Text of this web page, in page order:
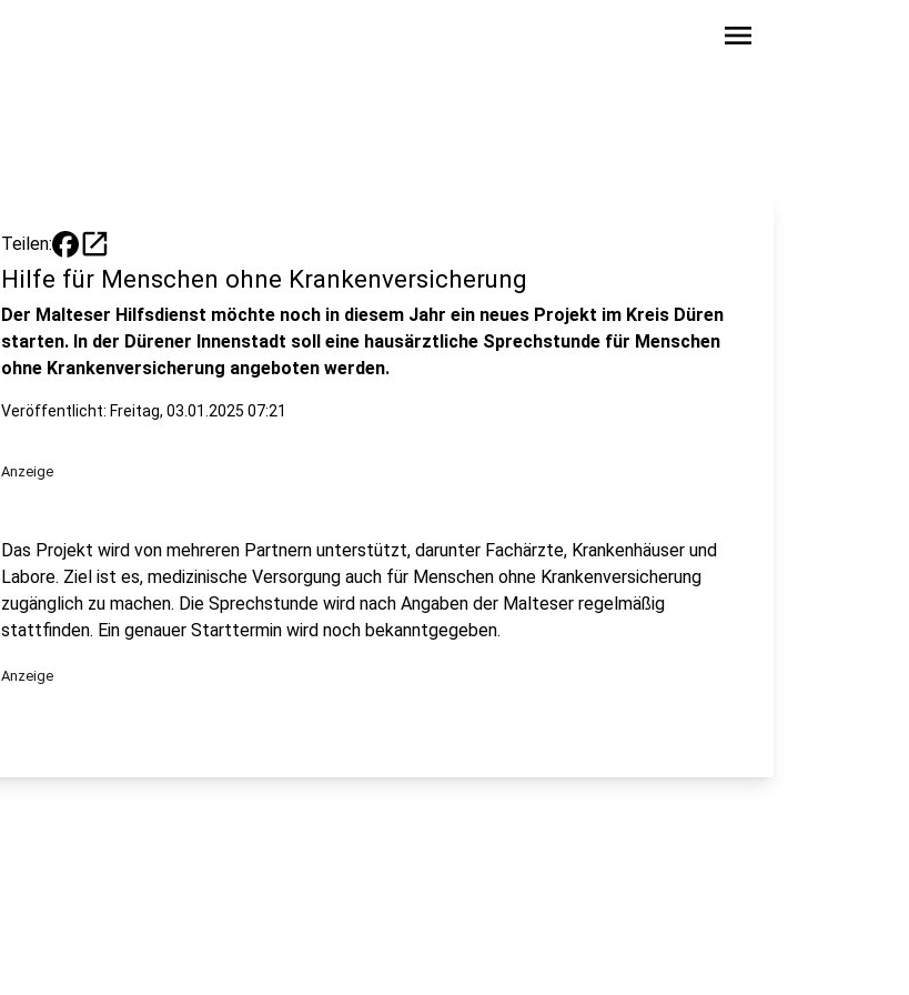
menu
Teilen: open_in_new
Hilfe für Menschen ohne Krankenversicherung
Der Malteser Hilfsdienst möchte noch in diesem Jahr ein neues Projekt im Kreis Düren
starten. In der Dürener Innenstadt soll eine hausärztliche Sprechstunde für Menschen
ohne Krankenversicherung angeboten werden.
Veröffentlicht: Freitag, 03.01.2025 07:21
Anzeige
Das Projekt wird von mehreren Partnern unterstützt, darunter Fachärzte, Krankenhäuser und
Labore. Ziel ist es, medizinische Versorgung auch für Menschen ohne Krankenversicherung
zugänglich zu machen. Die Sprechstunde wird nach Angaben der Malteser regelmäßig
stattfinden. Ein genauer Starttermin wird noch bekanntgegeben.
Anzeige